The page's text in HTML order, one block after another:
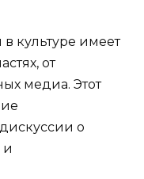
культуре имеет
от
медиа. Этот
о
и